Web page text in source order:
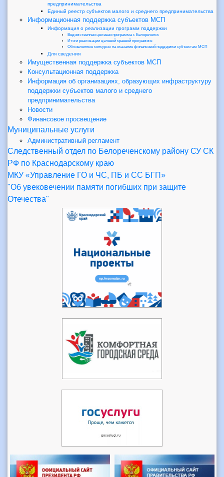
предпринимательства
Единый реестр субъектов малого и среднего предпринимательства
Информационная поддержка субъектов МСП
Информация о реализации программ поддержки
Ведомственная целевая программа г. Белореченск
Итоги реализации целевой краевой программы
Объявленные конкурсы на оказание финансовой поддержки субъектам МСП
Для сведения
Имущественная поддержка субъектов МСП
Консультационная поддержка
Информация об организациях, образующих инфраструктуру
поддержки субъектов малого и среднего
предпринимательства
Новости
Финансовое просвещение
Муниципальные услуги
Административный регламент
Следственный отдел по Белореченскому району СУ СК
РФ по Краснодарскому краю
МКУ «Управление ГО и ЧС, ПБ и СС БГП»
"Об увековечении памяти погибших при защите
Отечества"